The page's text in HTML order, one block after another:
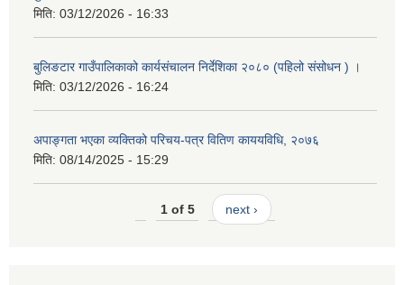
मिति: 03/12/2026 - 16:33
बुलिङटार गाउँपालिकाको कार्यसंचालन निर्देशिका २०८० (पहिलो संसोधन ) ।
मिति: 03/12/2026 - 16:24
अपाङ्गता भएका व्यक्तिको परिचय-पत्र वितिण काययविधि, २०७६
मिति: 08/14/2025 - 15:29
1 of 5 next ›